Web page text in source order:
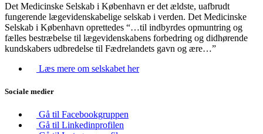
Det Medicinske Selskab i København er det ældste, uafbrudt
fungerende lægevidenskabelige selskab i verden. Det Medicinske
Selskab i København oprettedes “…til indbyrdes opmuntring og
fælles bestræbelse til lægevidenskabens forbedring og didhørende
kundskabers udbredelse til Fædrelandets gavn og ære…”
Læs mere om selskabet her
Sociale medier
Gå til Facebookgruppen
Gå til Linkedinprofilen